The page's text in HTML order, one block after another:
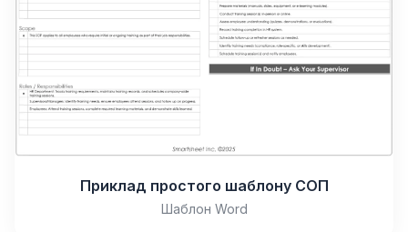
Приклад простого шаблону СОП
Шаблон Word